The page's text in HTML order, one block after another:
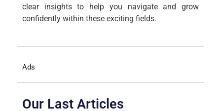
clear insights to help you navigate and grow
confidently within these exciting fields.
Ads
Our Last Articles